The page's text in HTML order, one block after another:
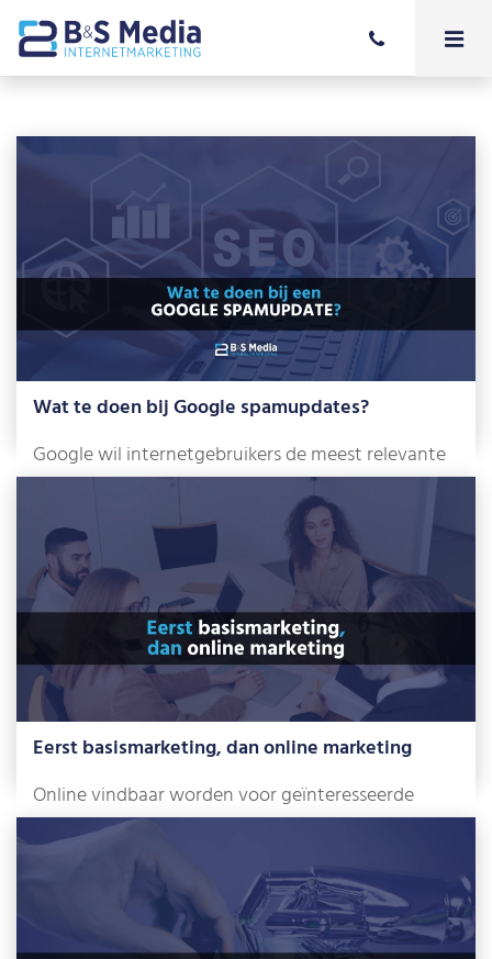
Wat te doen bij Google spamupdates?
Google wil internetgebruikers de meest relevante
en betrouwbare zoekresultaten tonen. Om dat te
Lees meer »
Eerst basismarketing, dan online marketing
Online vindbaar worden voor geïnteresseerde
klanten. Met dat doel in gedachten stap je een […]